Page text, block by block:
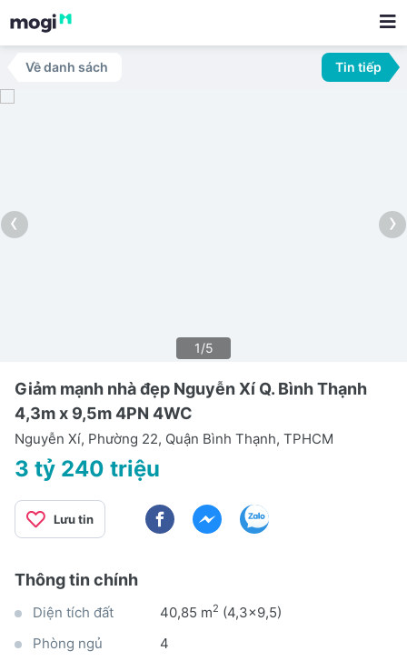
Về danh sách Tin tiếp
‹ ›
1/5
Giảm mạnh nhà đẹp Nguyễn Xí Q. Bình Thạnh
4,3m x 9,5m 4PN 4WC
Nguyễn Xí, Phường 22, Quận Bình Thạnh, TPHCM
3 tỷ 240 triệu
Lưu tin
Thông tin chính
Diện tích đất 40,85 m2 (4,3x9,5)
Phòng ngủ
4